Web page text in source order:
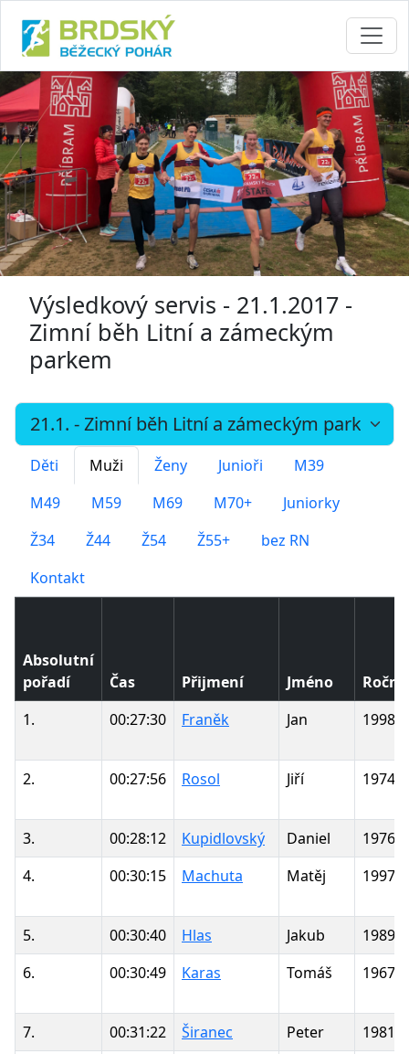
Výsledkový servis - 21.1.2017 -
Zimní běh Litní a zámeckým
parkem
Děti Muži Ženy Junioři
M39
M49
M59 M69 M70+
Juniorky
Ž34
Ž44 Ž54 Ž55+
bez RN
Kontakt
Absolutní
pořadí
Čas Přijmení Jméno
1.
00:27:30 Franěk Jan 1998
2. 00:27:56 Rosol Jiří 1974
3. 00:28:12 Kupidlovský Daniel
1976
4.
00:30:15 Machuta Matěj 1997
5. 00:30:40 Hlas Jakub
1989
6.
00:30:49 Karas Tomáš 1967
7. 00:31:22 Širanec Peter
1981